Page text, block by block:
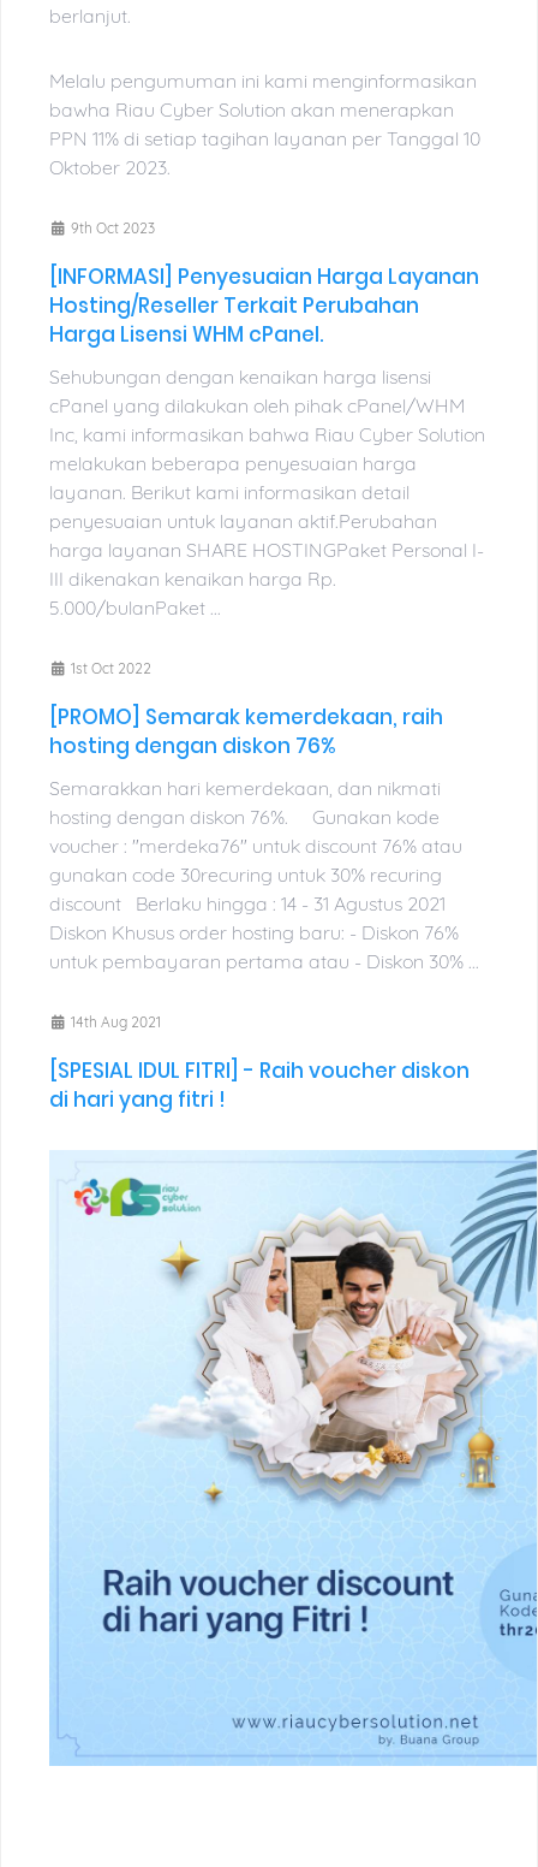
berlanjut.
Melalu pengumuman ini kami menginformasikan
bawha Riau Cyber Solution akan menerapkan
PPN 11% di setiap tagihan layanan per Tanggal 10
Oktober 2023.
9th Oct 2023
[INFORMASI] Penyesuaian Harga Layanan
Hosting/Reseller Terkait Perubahan
Harga Lisensi WHM cPanel.
Sehubungan dengan kenaikan harga lisensi
cPanel yang dilakukan oleh pihak cPanel/WHM
Inc, kami informasikan bahwa Riau Cyber Solution
melakukan beberapa penyesuaian harga
layanan. Berikut kami informasikan detail
penyesuaian untuk layanan aktif.Perubahan
harga layanan SHARE HOSTINGPaket Personal I-
III dikenakan kenaikan harga Rp.
5.000/bulanPaket ...
1st Oct 2022
[PROMO] Semarak kemerdekaan, raih
hosting dengan diskon 76%
Semarakkan hari kemerdekaan, dan nikmati
hosting dengan diskon 76%. Gunakan kode
voucher : "merdeka76" untuk discount 76% atau
gunakan code 30recuring untuk 30% recuring
discount Berlaku hingga : 14 - 31 Agustus 2021
Diskon Khusus order hosting baru: - Diskon 76%
untuk pembayaran pertama atau - Diskon 30% ...
14th Aug 2021
[SPESIAL IDUL FITRI] - Raih voucher diskon
di hari yang fitri !